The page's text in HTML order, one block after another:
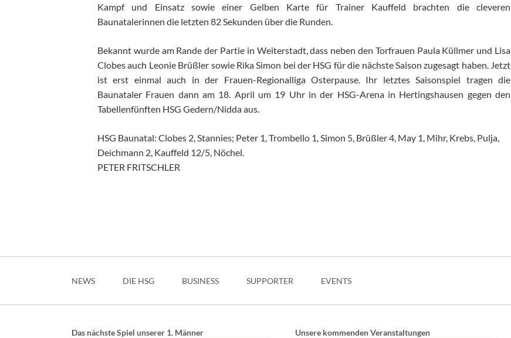
Kampf und Einsatz sowie einer Gelben Karte für Trainer Kauffeld brachten die cleveren
Baunatalerinnen die letzten 82 Sekunden über die Runden.
Bekannt wurde am Rande der Partie in Weiterstadt, dass neben den Torfrauen Paula Küllmer und Lisa
Clobes auch Leonie Brüßler sowie Rika Simon bei der HSG für die nächste Saison zugesagt haben. Jetzt
ist erst einmal auch in der Frauen-Regionalliga Osterpause. Ihr letztes Saisonspiel tragen die
Baunataler Frauen dann am 18. April um 19 Uhr in der HSG-Arena in Hertingshausen gegen den
Tabellenfünften HSG Gedern/Nidda aus.
HSG Baunatal: Clobes 2, Stannies; Peter 1, Trombello 1, Simon 5, Brüßler 4, May 1, Mihr, Krebs, Pulja,
Deichmann 2, Kauffeld 12/5, Nöchel.
PETER FRITSCHLER
NEWS DIE HSG BUSINESS SUPPORTER EVENTS
Das nächste Spiel unserer 1. Männer Unsere kommenden Veranstaltungen